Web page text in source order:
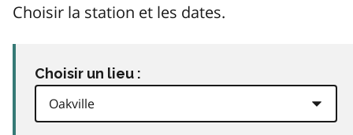
Choisir la station et les dates.
Choisir un lieu :